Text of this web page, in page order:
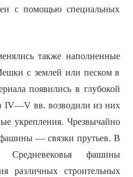
с помощью специальных
также наполненные
с землей или песком в
появились в глубокой
IV—V вв. возводили из них
укрепления. Чрезвычайно
— связки прутьев. В
фашины
различных строительных